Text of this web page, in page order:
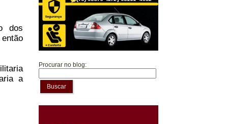
dos
a
Procurar no blog:
Buscar